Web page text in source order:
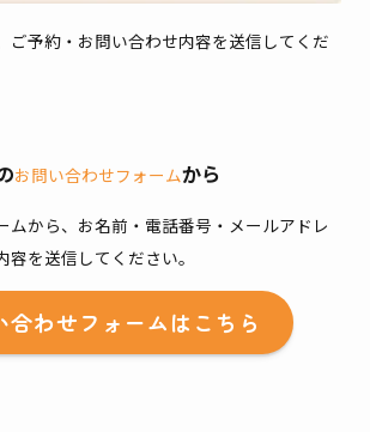
ご予約・お問い合わせ内容を送信してくだ
お問い合わせフォームから
ムから、お名前・電話番号・メールアドレ
を送信してください。
合わせフォームはこちら